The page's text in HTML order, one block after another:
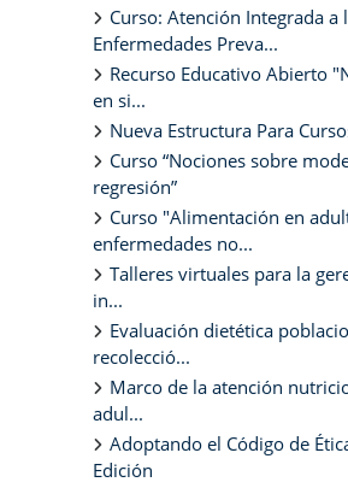
Curso: Atención Integrada a
Enfermedades Preva...
Recurso Educativo Abierto
en si...
Nueva Estructura Para
Curso “Nociones sobre
regresión”
Curso "Alimentación en
enfermedades no...
Talleres virtuales para la
in...
Evaluación dietética
recolecció...
Marco de la atención
adul...
Adoptando el Código de
Edición